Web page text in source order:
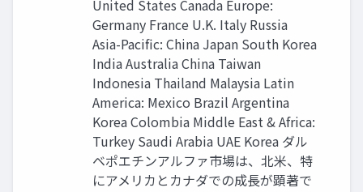
United States Canada Europe:
Germany France U.K. Italy Russia
Asia-Pacific: China Japan South Korea
India Australia China Taiwan
Indonesia Thailand Malaysia Latin
America: Mexico Brazil Argentina
Korea Colombia Middle East & Africa:
Turkey Saudi Arabia UAE Korea ダル
ベポエチンアルファ市場は、北米、特
にアメリカとカナダでの成長が顕著で